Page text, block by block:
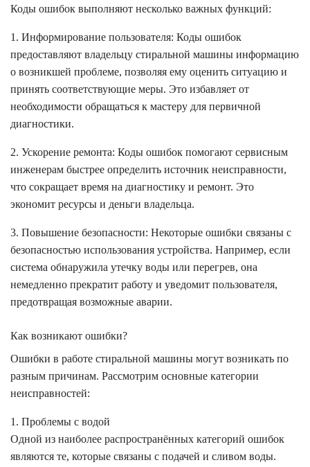
Коды ошибок выполняют несколько важных функций:
1. Информирование пользователя: Коды ошибок
предоставляют владельцу стиральной машины информацию
о возникшей проблеме, позволяя ему оценить ситуацию и
принять соответствующие меры. Это избавляет от
необходимости обращаться к мастеру для первичной
диагностики.
2. Ускорение ремонта: Коды ошибок помогают сервисным
инженерам быстрее определить источник неисправности,
что сокращает время на диагностику и ремонт. Это
экономит ресурсы и деньги владельца.
3. Повышение безопасности: Некоторые ошибки связаны с
безопасностью использования устройства. Например, если
система обнаружила утечку воды или перегрев, она
немедленно прекратит работу и уведомит пользователя,
предотвращая возможные аварии.
Как возникают ошибки?
Ошибки в работе стиральной машины могут возникать по
разным причинам. Рассмотрим основные категории
неисправностей:
1. Проблемы с водой
Одной из наиболее распространённых категорий ошибок
являются те, которые связаны с подачей и сливом воды.